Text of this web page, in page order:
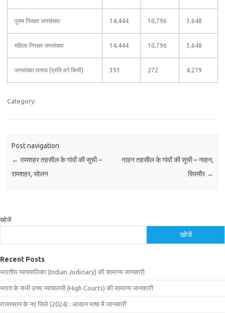
पुरुष निरक्षर जनसंख्या 14,444 10,796 3,648
महिला निरक्षर जनसंख्या 14,444 10,796 3,648
जनसंख्या घनत्व (प्रति वर्ग किमी) 393 272 4,279
Category:
Post navigation
← रामशहर तहसील के गांवों की सूची –
रामशहर, सोलन
नाहन तहसील के गांवों की सूची – नाहन,
सिरमौर →
खोजें
खोजें
Recent Posts
भारतीय न्यायपालिका (Indian Judiciary) की सामान्य जानकारी
भारत के सभी उच्च न्यायालयों (High Courts) की सामान्य जानकारी
राजस्थान के नए जिले (2024) : आसान भाषा में जानकारी